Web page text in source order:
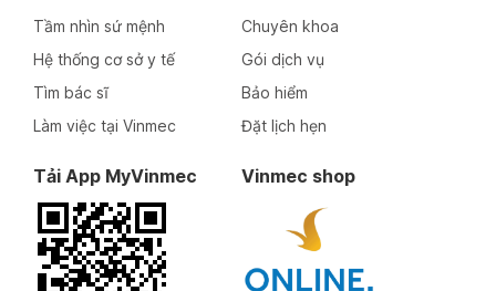
Tầm nhìn sứ mệnh
Hệ thống cơ sở y tế
Tìm bác sĩ
Làm việc tại Vinmec
Chuyên khoa
Gói dịch vụ
Bảo hiểm
Đặt lịch hẹn
Tải App MyVinmec Vinmec shop